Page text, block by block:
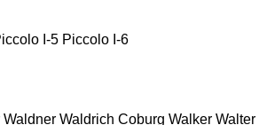
I-5 Piccolo I-6
Waldner Waldrich Coburg Walker Walter